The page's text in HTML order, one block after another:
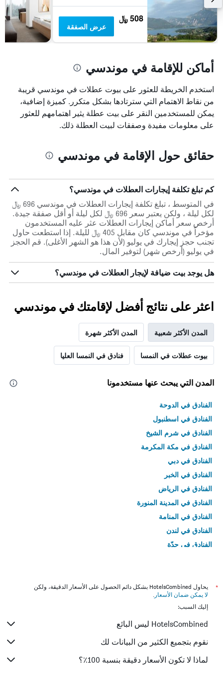
508 ﷼
عرض الصفقة
أماكن للإقامة في موندسي
استخدم الخريطة للعثور على بيوت عطلات في موندسي قريبة
من نقاط الاهتمام التي سترتادها بشكل متكرر. كميزة إضافية،
يمكن للمستخدمين النقر على بيت عطلة يثير اهتمامهم للعثور
على معلومات مفيدة وصفقات لبيت العطلة ذلك.
حقائق حول الإقامة في موندسي
كم تبلغ تكلفة إيجارات العطلات في موندسي؟
في المتوسط ، تبلغ تكلفة إيجارات العطلات في موندسي 696 ﷼
لكل ليلة ، ولكن يعتبر سعر 696 ﷼ لكل ليلة أو أقل صفقة جيدة.
أرخص سعر أماكن إيجارات العطلات عثر عليه المستخدمون
مؤخراً في موندسي كان مقابل 405 ﷼ لليلة. إذا استطعت حاول
تجنب حجز إيجارك في يوليو (لأن هذا هو الشهر الأغلى). قم الحجز
في يوليو (أرخص شهر) لتوفير المال.
هل يوجد بيت ضيافة لإيجار العطلات في موندسي؟
اعثر على نتائج أفضل لإقامتك في موندسي
المدن الأكثر شعبية المدن الأكثر شهرة
بيوت عطلات في النمسا فنادق في النمسا العليا
المدن التي يبحث عنها مستخدمونا
الفنادق في الدوحة
الفنادق في اسطنبول
الفنادق في شرم الشيخ
الفنادق في مكة المكرمة
الفنادق في دبي
الفنادق في الخبر
الفنادق في الرياض
الفنادق في المدينة المنورة
الفنادق في المنامة
الفنادق في لندن
الفنادق في جدّة
*
يحاول HotelsCombined بشكل دائم الحصول على الأسعار الدقيقة، ولكن
لا يمكن ضمان الأسعار .
إليك السبب:
HotelsCombined ليس البائع
نقوم بتجميع الكثير من البيانات لك
لماذا لا تكون الأسعار دقيقة بنسبة 100٪؟